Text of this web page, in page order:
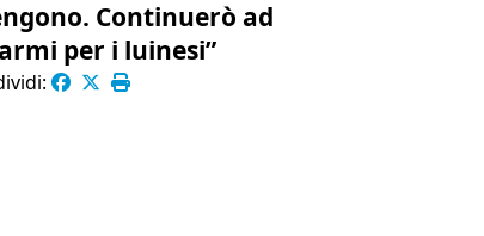
Continuerò ad
per i luinesi”